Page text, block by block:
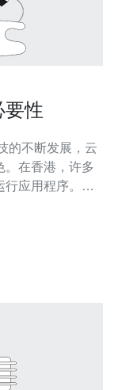
要性
。在香港，许多
行应用程序。然
操